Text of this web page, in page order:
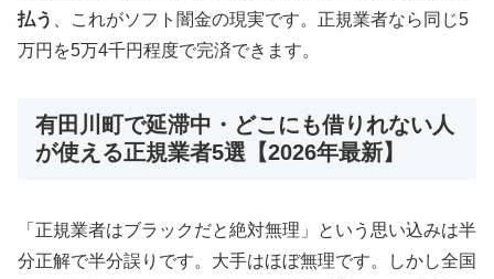
払う
、これがソフト闇金の現実です。正規業者なら同じ5
万円を5万4千円程度で完済できます。
有田川町で延滞中・どこにも借りれない人
が使える正規業者5選【2026年最新】
「正規業者はブラックだと絶対無理」という思い込みは半
分正解で半分誤りです。大手はほぼ無理です。しかし全国